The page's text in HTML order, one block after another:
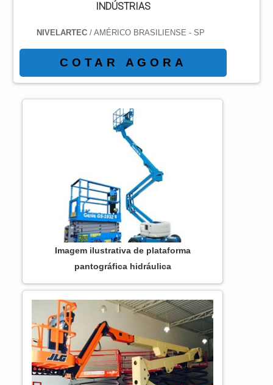
INDÚSTRIAS
NIVELARTEC/ AMÉRICO BRASILIENSE - SP
COTAR AGORA
Imagem ilustrativa de plataforma
pantográfica hidráulica